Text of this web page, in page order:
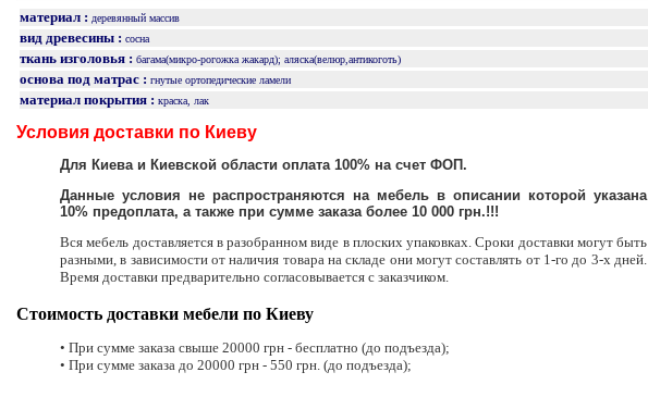
материал : деревянный массив
вид древесины : сосна
ткань изголовья : багама(микро-рогожка жакард); аляска(велюр,антикоготь)
основа под матрас : гнутые ортопедические ламели
материал покрытия : краска, лак
Условия доставки по Киеву
Для Киева и Киевской области оплата 100% на счет ФОП.
Данные условия не распространяются на мебель в описании которой указана
10% предоплата, а также при сумме заказа более 10 000 грн.!!!
Вся мебель доставляется в разобранном виде в плоских упаковках. Сроки доставки могут быть
разными, в зависимости от наличия товара на складе они могут составлять от 1-го до 3-х дней.
Время доставки предварительно согласовывается с заказчиком.
Стоимость доставки мебели по Киеву
• При сумме заказа свыше 20000 грн - бесплатно (до подъезда);
• При сумме заказа до 20000 грн - 550 грн. (до подъезда);